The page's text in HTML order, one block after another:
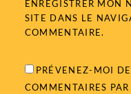
ENREGISTRER MON
SITE DANS LE
COMMENTAIRE.
PRÉVENEZ-MOI
COMMENTAIRES